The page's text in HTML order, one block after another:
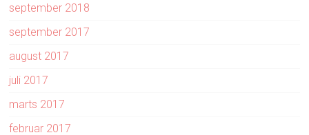
september 2018
september 2017
august 2017
juli 2017
marts 2017
februar 2017